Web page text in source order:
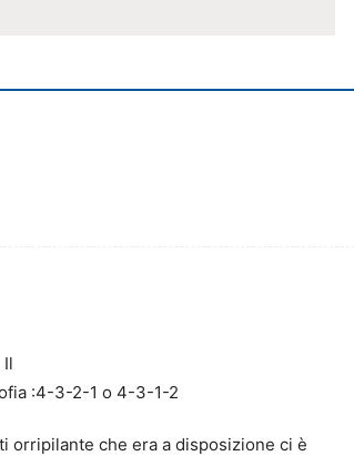
Il
:4-3-2-1 o 4-3-1-2
orripilante che era a disposizione ci è